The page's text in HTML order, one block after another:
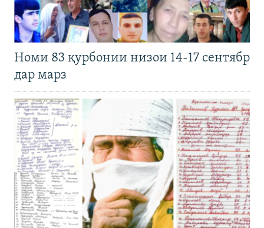
Номи 83 қурбонии низои 14-17 сентябр
дар марз